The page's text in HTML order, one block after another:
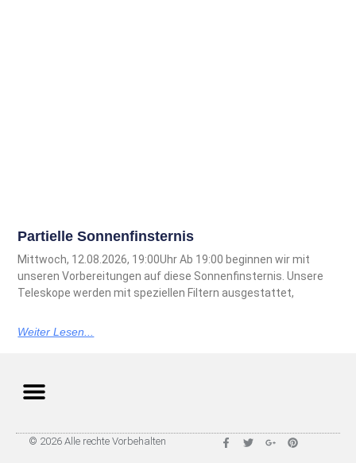
Partielle Sonnenfinsternis
Mittwoch, 12.08.2026, 19:00Uhr Ab 19:00 beginnen wir mit
unseren Vorbereitungen auf diese Sonnenfinsternis. Unsere
Teleskope werden mit speziellen Filtern ausgestattet,
Weiter Lesen...
© 2026 Alle rechte Vorbehalten